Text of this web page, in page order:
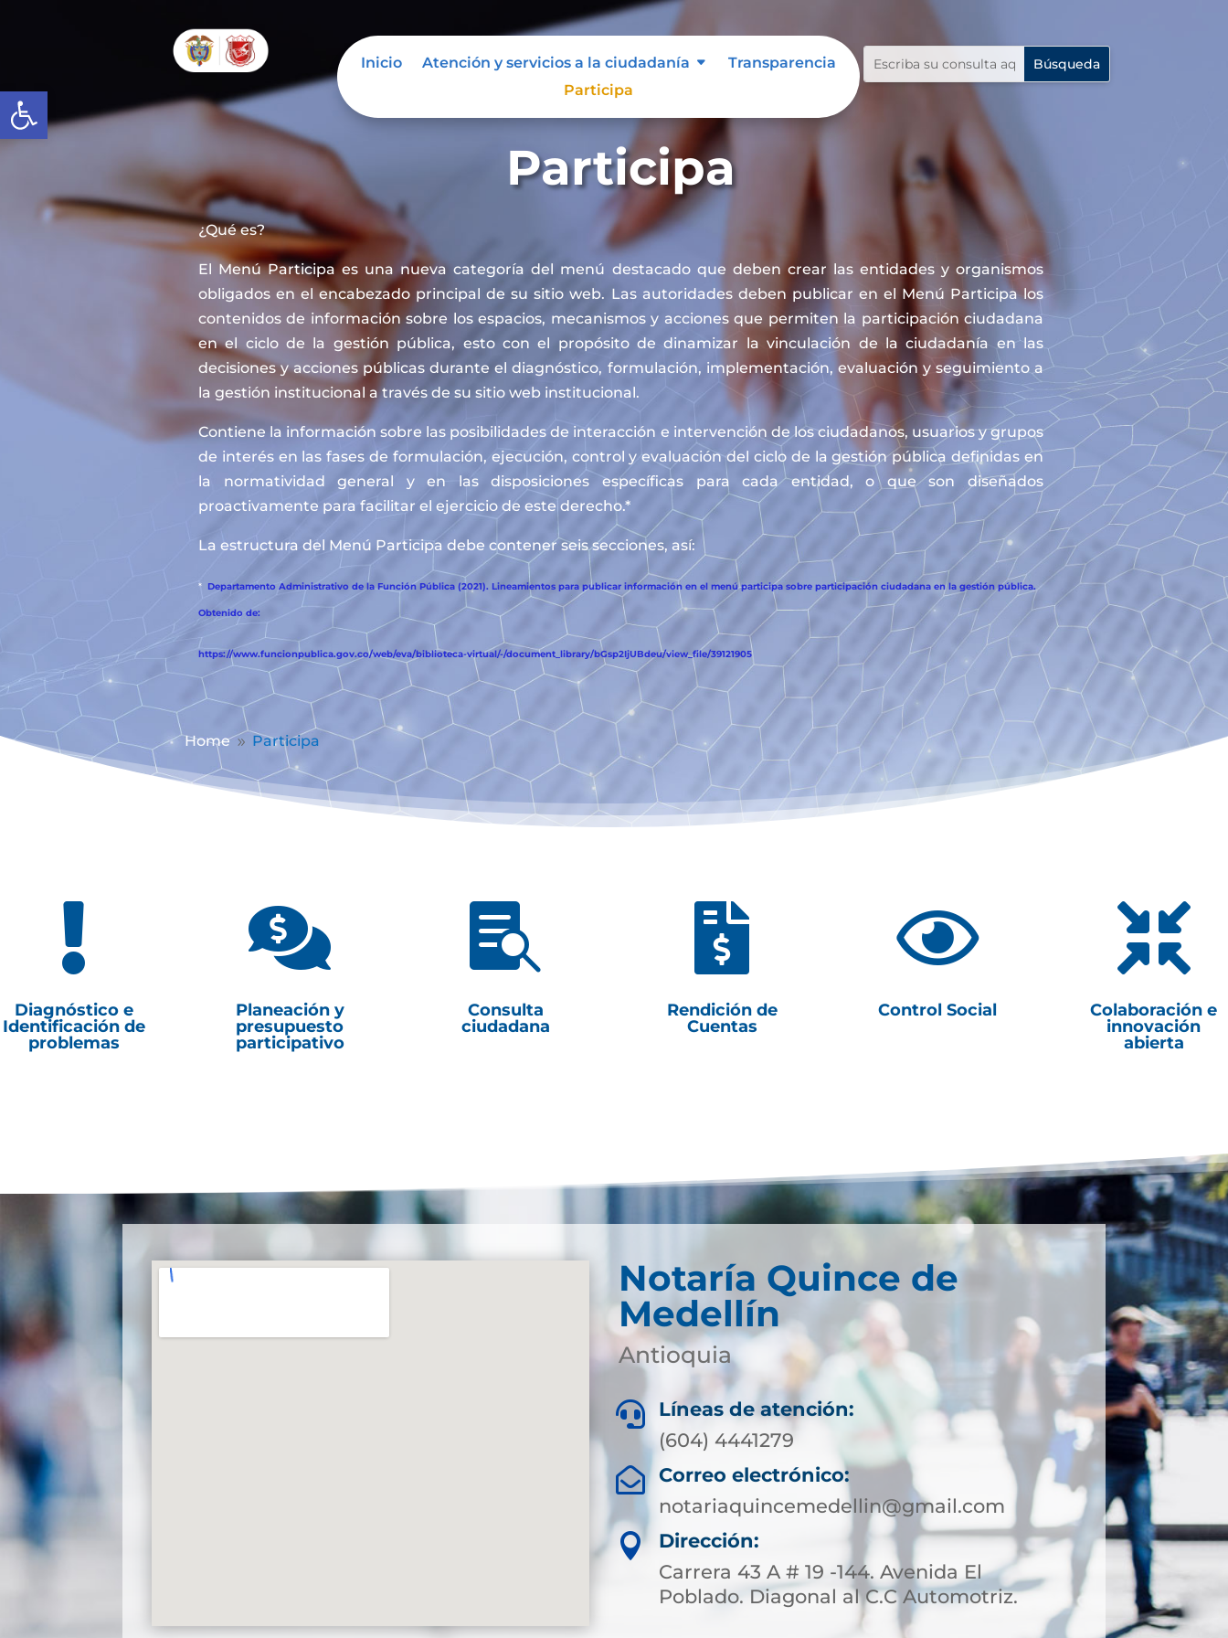
Abrir barra de herramientas
Inicio Atención y servicios a la ciudadanía
Transparencia
Participa
Participa
¿Qué es?
El Menú Participa es una nueva categoría del menú destacado que deben crear las entidades y organismos
obligados en el encabezado principal de su sitio web. Las autoridades deben publicar en el Menú Participa los
contenidos de información sobre los espacios, mecanismos y acciones que permiten la participación ciudadana
en el ciclo de la gestión pública, esto con el propósito de dinamizar la vinculación de la ciudadanía en las
decisiones y acciones públicas durante el diagnóstico, formulación, implementación, evaluación y seguimiento a
la gestión institucional a través de su sitio web institucional.
Contiene la información sobre las posibilidades de interacción e intervención de los ciudadanos, usuarios y grupos
de interés en las fases de formulación, ejecución, control y evaluación del ciclo de la gestión pública definidas en
la normatividad general y en las disposiciones específicas para cada entidad, o que son diseñados
proactivamente para facilitar el ejercicio de este derecho.*
La estructura del Menú Participa debe contener seis secciones, así:
* Departamento Administrativo de la Función Pública (2021). Lineamientos para publicar información en el menú participa sobre participación ciudadana en la gestión pública.
Obtenido de:
https://www.funcionpublica.gov.co/web/eva/biblioteca-virtual/-/document_library/bGsp2IjUBdeu/view_file/39121905
Home 9 Participa

Diagnóstico e
Identificación de
problemas

Planeación y
presupuesto
participativo

Consulta
ciudadana

Rendición de
Cuentas

Control Social

Colaboración e
innovación
abierta
Notaría Quince de
Medellín
Antioquia

Líneas de atención:
(604) 4441279

Correo electrónico:
notariaquincemedellin@gmail.com

Dirección:
Carrera 43 A # 19 -144. Avenida El
Poblado. Diagonal al C.C Automotriz.